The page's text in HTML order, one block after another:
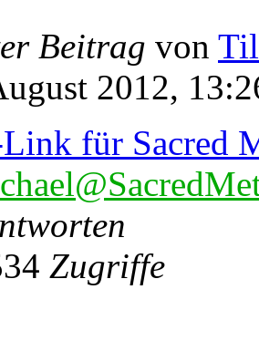
Beitrag von
2012,
für Sacred
Zugriffe